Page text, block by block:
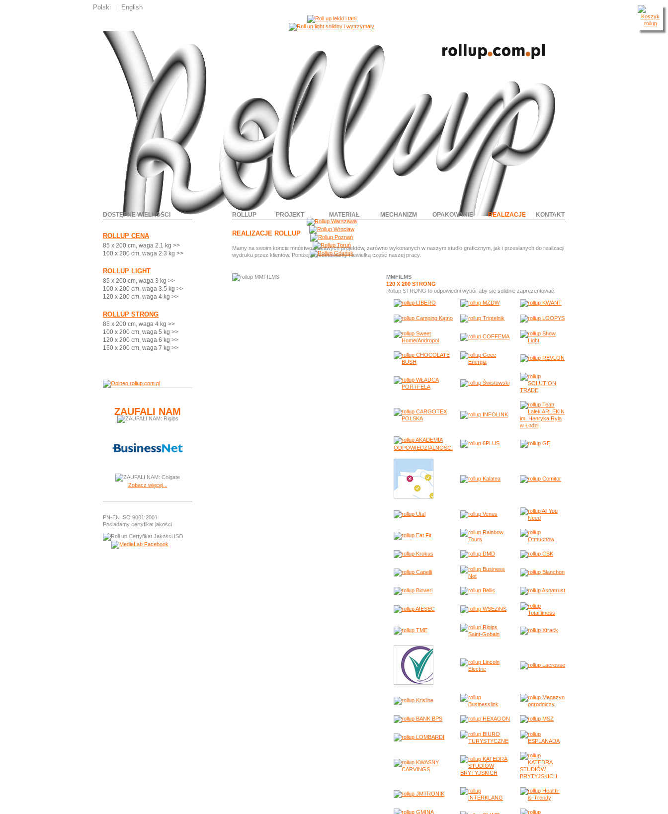
Polski | English
DOSTĘPNE WIELKOŚCI
ROLLUP CENA
85 x 200 cm, waga 2.1 kg >>
100 x 200 cm, waga 2.3 kg >>
ROLLUP LIGHT
85 x 200 cm, waga 3 kg >>
100 x 200 cm, waga 3.5 kg >>
120 x 200 cm, waga 4 kg >>
ROLLUP STRONG
85 x 200 cm, waga 4 kg >>
100 x 200 cm, waga 5 kg >>
120 x 200 cm, waga 6 kg >>
150 x 200 cm, waga 7 kg >>
ZAUFALI NAM
Zobacz więcej...
PN-EN ISO 9001:2001
Posiadamy certyfikat jakości
ROLLUP PROJEKT MATERIAŁ MECHANIZM OPAKOWANIE REALIZACJE KONTAKT
REALIZACJE ROLLUP
Mamy na swoim koncie mnóstwo ciekawych projektów, zarówno wykonanych w naszym studio graficznym, jak i przesłanych do realizacji
wydruku przez klientów. Poniżej przedstawiamy niewielką część naszej pracy.
MMFILMS
120 X 200 STRONG
Rollup STRONG to odpowiedni wybór aby się solidnie zaprezentować.